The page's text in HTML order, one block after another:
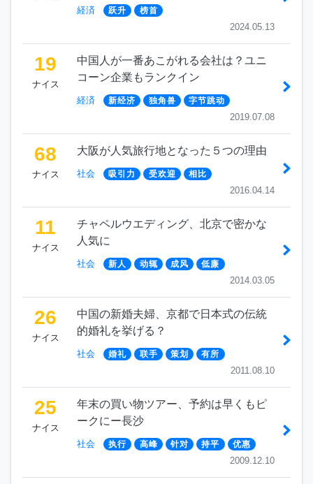
経済 跃升 榜首
2024.05.13
19
ナイス
中国人が一番あこがれる会社は？ユニ
コーン企業もランクイン
経済 新经济 独角兽 字节跳动
2019.07.08
68
ナイス
大阪が人気旅行地となった５つの理由
社会 吸引力 受欢迎 相比
2016.04.14
11
ナイス
チャペルウエディング、北京で密かな
人気に
社会 新人 动辄 成风 低廉
2014.03.05
26
ナイス
中国の新婚夫婦、京都で日本式の伝統
的婚礼を挙げる？
社会 婚礼 联手 策划 有所
2011.08.10
25
ナイス
年末の買い物ツアー、予約は早くもピ
ークにー長沙
社会 执行 高峰 针对 持平 优惠
2009.12.10